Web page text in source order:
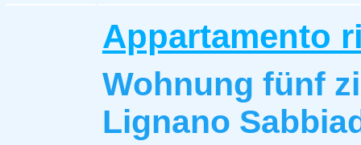
Appartamento
Wohnung fünf
Lignano